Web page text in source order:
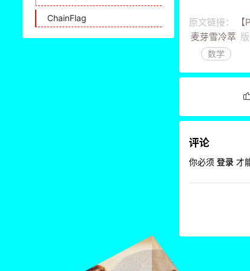
ChainFlag 原文链接：
麦芽雪冷萃
数学
评论
你必须 登录 才